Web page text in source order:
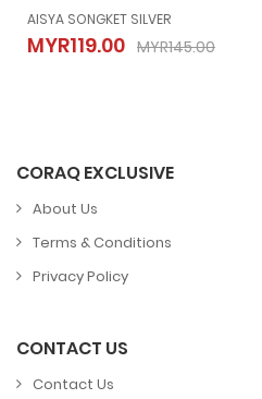
AISYA SONGKET SILVER
MYR119.00 MYR145.00
AISYA SONGKET SILVER
MYR119.00 MYR145.00
CORAQ EXCLUSIVE
About Us
Terms & Conditions
Privacy Policy
CONTACT US
Contact Us